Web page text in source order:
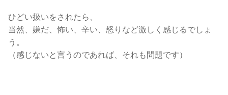
ひどい扱いをされたら、
当然、嫌だ、怖い、辛い、怒りなど激しく感じるでしょ
う。
（感じないと言うのであれば、それも問題です）